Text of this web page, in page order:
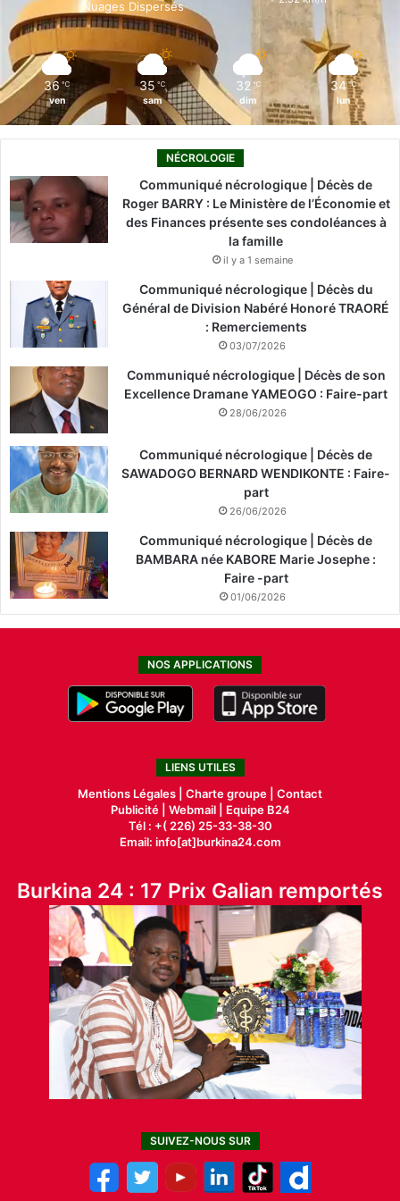
k
n
Nuages Dispersés
36 ℃
ven
35 ℃
sam
32 ℃
dim
34 ℃
lun
NÉCROLOGIE
Communiqué nécrologique | Décès de
Roger BARRY : Le Ministère de l’Économie et
des Finances présente ses condoléances à
la famille
il y a 1 semaine
Communiqué nécrologique | Décès du
Général de Division Nabéré Honoré TRAORÉ
: Remerciements
03/07/2026
Communiqué nécrologique | Décès de son
Excellence Dramane YAMEOGO : Faire-part
28/06/2026
Communiqué nécrologique | Décès de
SAWADOGO BERNARD WENDIKONTE : Faire-
part
26/06/2026
Communiqué nécrologique | Décès de
BAMBARA née KABORE Marie Josephe :
Faire -part
01/06/2026
NOS APPLICATIONS
LIENS UTILES
Mentions Légales | Charte groupe | Contact
Publicité| Webmail |
Equipe B24
Tél : +( 226) 25-33-38-30
Email: info[at]burkina24.com
Burkina 24 : 17 Prix Galian remportés
SUIVEZ-NOUS SUR